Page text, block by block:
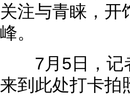
关注与青睐，开
峰。
7月5日，记者
来到此处打卡拍